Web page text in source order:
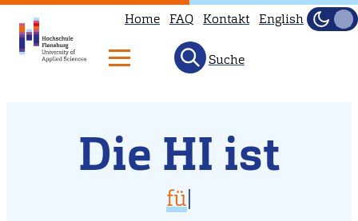
Home FAQ Kontakt English
Hell
Suche
Die HI ist
für D